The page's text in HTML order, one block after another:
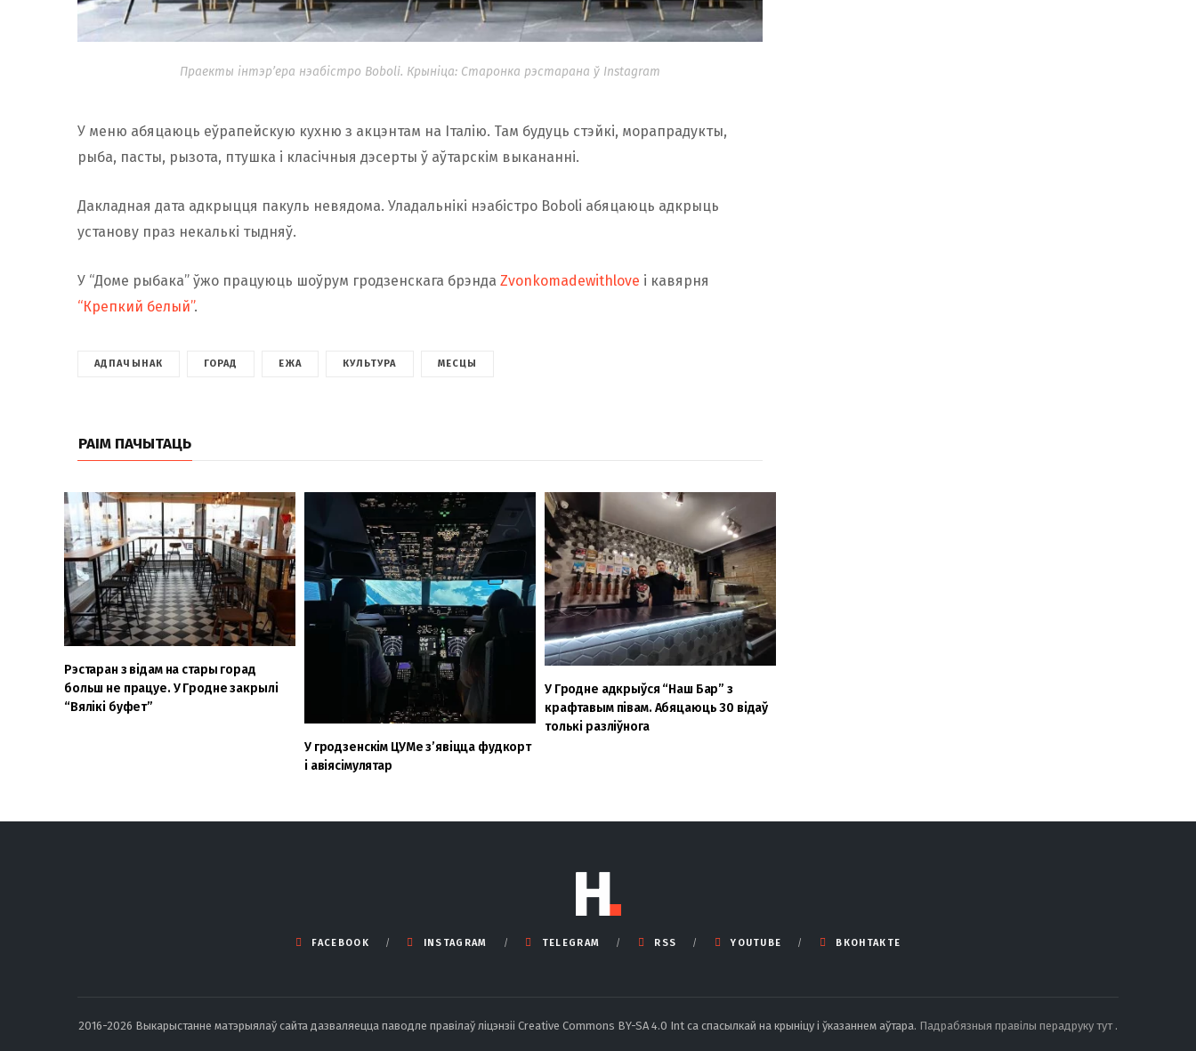
Праекты інтэр’ера нэабістро Boboli. Крыніца: Старонка рэстарана ў Instagram
У меню абяцаюць еўрапейскую кухню з акцэнтам на Італію. Там будуць стэйкі, морапрадукты,
рыба, пасты, рызота, птушка і класічныя дэсерты ў аўтарскім выкананні.
Дакладная дата адкрыцця пакуль невядома. Уладальнікі нэабістро Boboli абяцаюць адкрыць
установу праз некалькі тыдняў.
У “Доме рыбака” ўжо працуюць шоўрум гродзенскага брэнда Zvonkomadewithlove і кавярня
“Крепкий белый”.
АДПАЧЫНАК ГОРАД ЕЖА КУЛЬТУРА МЕСЦЫ
РАІМ ПАЧЫТАЦЬ
Рэстаран з відам на стары горад
больш не працуе. У Гродне закрылі
“Вялікі буфет”
У гродзенскім ЦУМе з’явіцца фудкорт
і авіясімулятар
У Гродне адкрыўся “Наш Бар” з
крафтавым півам. Абяцаюць 30 відаў
толькі разліўнога
FACEBOOK INSTAGRAM TELEGRAM RSS YOUTUBE ВКОНТАКТЕ
2016-2026 Выкарыстанне матэрыялаў сайта дазваляецца паводле правілаў ліцэнзіі Creative Commons BY-SA 4.0 Int са спасылкай на крыніцу і ўказаннем аўтара. Падрабязныя правілы перадруку тут .